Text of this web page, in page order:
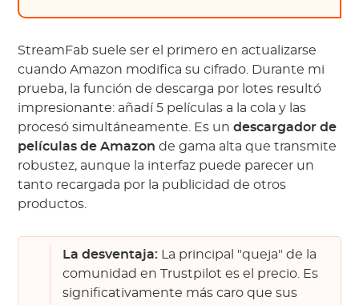
StreamFab suele ser el primero en actualizarse
cuando Amazon modifica su cifrado. Durante mi
prueba, la función de descarga por lotes resultó
impresionante: añadí 5 películas a la cola y las
procesó simultáneamente. Es undescargador de
películas de Amazon de gama alta que transmite
robustez, aunque la interfaz puede parecer un
tanto recargada por la publicidad de otros
productos.
La desventaja: La principal "queja" de la
comunidad en Trustpilot es el precio. Es
significativamente más caro que sus